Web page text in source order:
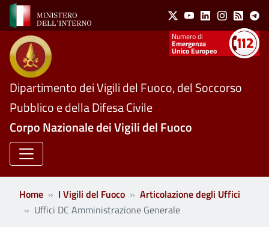
Salta al contenuto principale Social Menu
X YoutubeLinkedinInstagram
Feed
Numeri utili
Emergenza
Unico Europeo
Dipartimento dei Vigili del Fuoco, del Soccorso
Pubblico e della Difesa Civile
Corpo Nazionale dei Vigili del Fuoco
Home I Vigili del Fuoco
Articolazione degli Uffici
Uffici DC Amministrazione Generale